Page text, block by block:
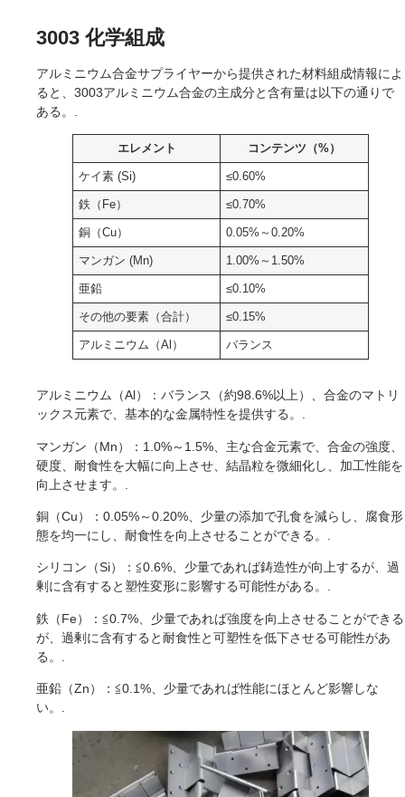
3003 化学組成
アルミニウム合金サプライヤーから提供された材料組成情報によ
ると、3003アルミニウム合金の主成分と含有量は以下の通りで
ある。.
エレメント コンテンツ（%）
ケイ素 (Si) ≤0.60%
鉄（Fe） ≤0.70%
銅（Cu） 0.05%～0.20%
マンガン (Mn) 1.00%～1.50%
亜鉛 ≤0.10%
その他の要素（合計） ≤0.15%
アルミニウム（Al） バランス
アルミニウム（Al）：バランス（約98.6%以上）、合金のマトリ
ックス元素で、基本的な金属特性を提供する。.
マンガン（Mn）：1.0%～1.5%、主な合金元素で、合金の強度、
硬度、耐食性を大幅に向上させ、結晶粒を微細化し、加工性能を
向上させます。.
銅（Cu）：0.05%～0.20%、少量の添加で孔食を減らし、腐食形
態を均一にし、耐食性を向上させることができる。.
シリコン（Si）：≦0.6%、少量であれば鋳造性が向上するが、過
剰に含有すると塑性変形に影響する可能性がある。.
鉄（Fe）：≦0.7%、少量であれば強度を向上させることができる
が、過剰に含有すると耐食性と可塑性を低下させる可能性があ
る。.
亜鉛（Zn）：≦0.1%、少量であれば性能にほとんど影響しな
い。.